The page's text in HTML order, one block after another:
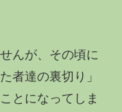
んが、その頃に
者達の裏切り」
とになってしま